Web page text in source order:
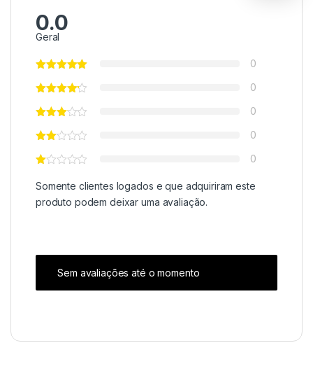
0.0
Geral
0
0
0
0
0
Somente clientes logados e que adquiriram este
produto podem deixar uma avaliação.
Sem avaliações até o momento